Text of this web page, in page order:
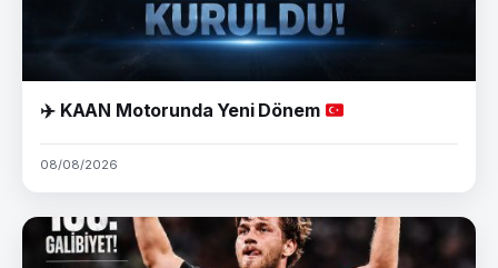
✈️KAAN Motorunda Yeni Dönem
08/08/2026